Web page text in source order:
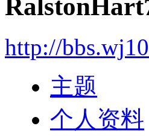
http://
主题
个人资料